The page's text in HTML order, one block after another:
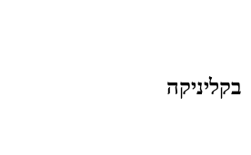
בקליניקה